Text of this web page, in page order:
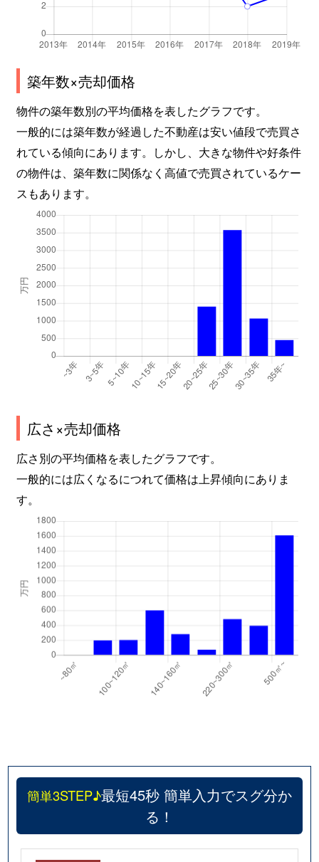
築年数×売却価格
物件の築年数別の平均価格を表したグラフです。
一般的には築年数が経過した不動産は安い値段で売買さ
れている傾向にあります。しかし、大きな物件や好条件
の物件は、築年数に関係なく高値で売買されているケー
スもあります。
広さ×売却価格
広さ別の平均価格を表したグラフです。
一般的には広くなるにつれて価格は上昇傾向にありま
す。
簡単3STEP♪最短45秒 簡単入力でスグ分か
る！